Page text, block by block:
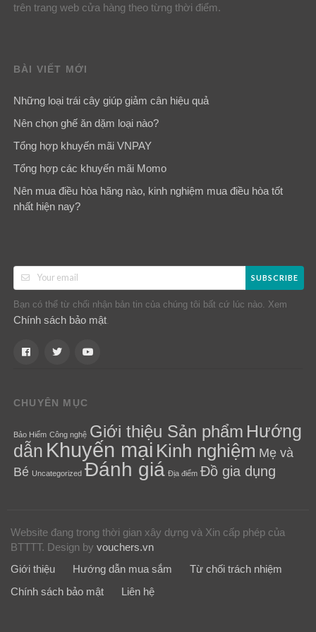
trên trang web cửa hàng theo từng thời điểm.
BÀI VIẾT MỚI
Những loại trái cây giúp giảm cân hiệu quả
Nên chọn ghế ăn dặm loại nào?
Tổng hợp khuyến mãi VNPAY
Tổng hợp các khuyến mãi Momo
Nên mua điều hòa hãng nào, kinh nghiệm mua điều hòa tốt
nhất hiện nay?
SUBSCRIBE
Bạn có thể từ chối nhận bản tin của chúng tôi bất cứ lúc nào. Xem
Chính sách bảo mật
CHUYÊN MỤC
Bảo Hiểm Công nghệ Giới thiệu Sản phẩm Hướng
dẫn Khuyến mại Kinh nghiệm Mẹ và
Bé Uncategorized Đánh giá Địa điểm Đồ gia dụng
Website đang trong thời gian xây dựng và Xin cấp phép của
BTTTT. Design by vouchers.vn
Giới thiệu
Hướng dẫn mua sắm
Từ chối trách nhiệm
Chính sách bảo mật
Liên hệ